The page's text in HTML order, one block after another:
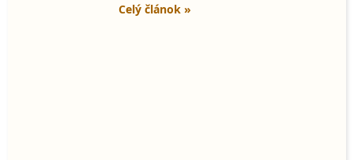
Celý článok »